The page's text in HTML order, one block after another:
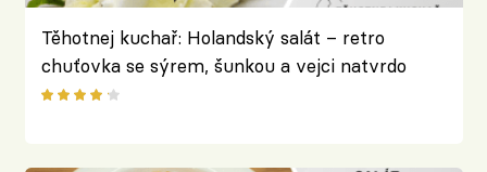
Těhotnej kuchař: Holandský salát – retro
chuťovka se sýrem, šunkou a vejci natvrdo